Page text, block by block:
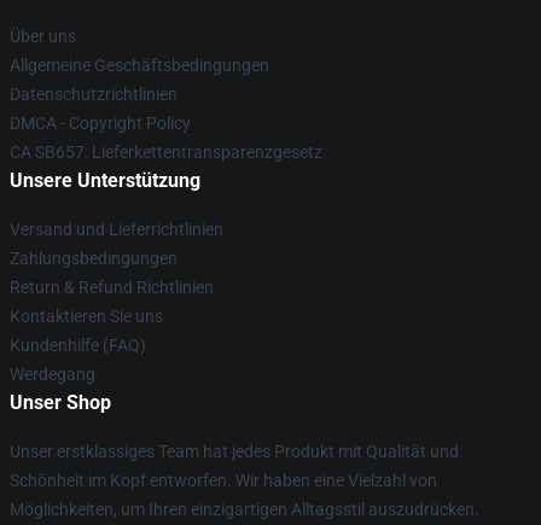
Über uns
Allgemeine Geschäftsbedingungen
Datenschutzrichtlinien
DMCA - Copyright Policy
CA SB657: Lieferkettentransparenzgesetz
Unsere Unterstützung
Versand und Lieferrichtlinien
Zahlungsbedingungen
Return & Refund Richtlinien
Kontaktieren Sie uns
Kundenhilfe (FAQ)
Werdegang
Unser Shop
Unser erstklassiges Team hat jedes Produkt mit Qualität und
Schönheit im Kopf entworfen. Wir haben eine Vielzahl von
Möglichkeiten, um Ihren einzigartigen Alltagsstil auszudrücken.